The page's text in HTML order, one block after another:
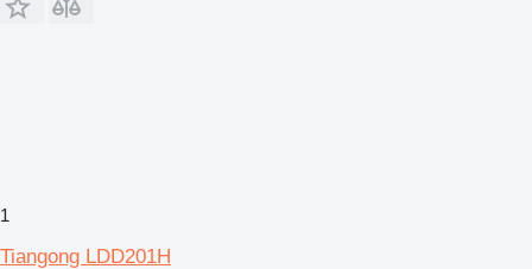
1
Tiangong LDD201H